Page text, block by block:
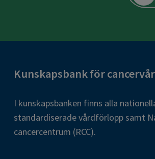
Kunskapsbank för
I kunskapsbanken finns alla
standardiserade vårdförlopp samt
cancercentrum (RCC).